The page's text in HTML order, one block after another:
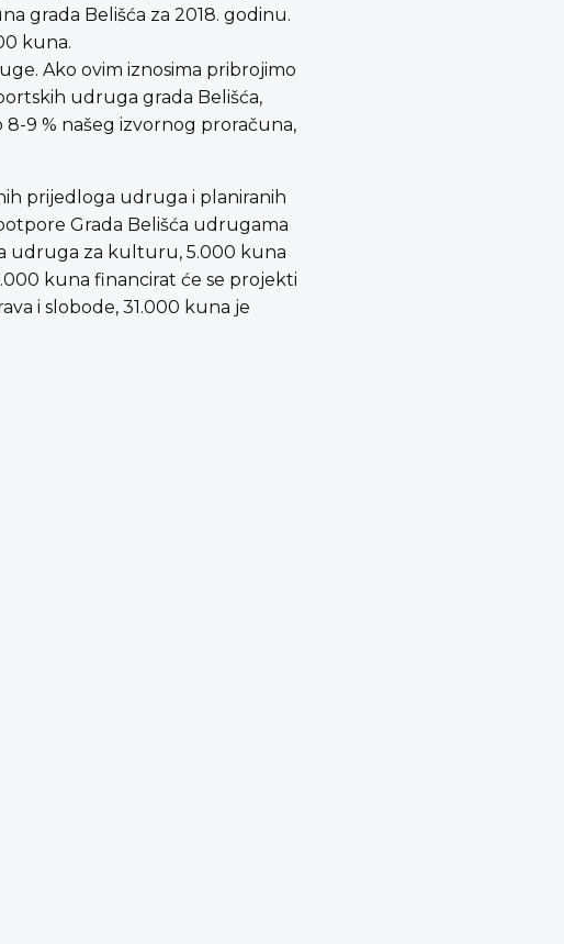
grada Belišća za 2018. godinu.
kuna.
Ako ovim iznosima pribrojimo
udruga grada Belišća,
9 % našeg izvornog proračuna,
prijedloga udruga i planiranih
Grada Belišća udrugama
udruga za kulturu, 5.000 kuna
kuna financirat će se projekti
i slobode, 31.000 kuna je